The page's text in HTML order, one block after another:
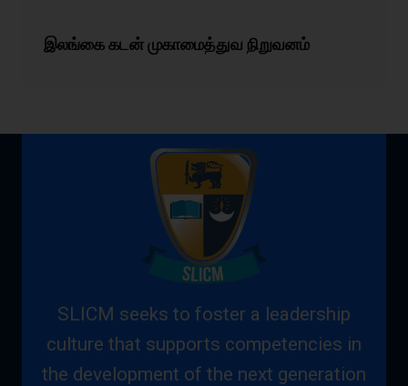
இலங்கை கடன் முகாமைத்துவ நிறுவனம்
SLICM seeks to foster a leadership
culture that supports competencies in
the development of the next generation